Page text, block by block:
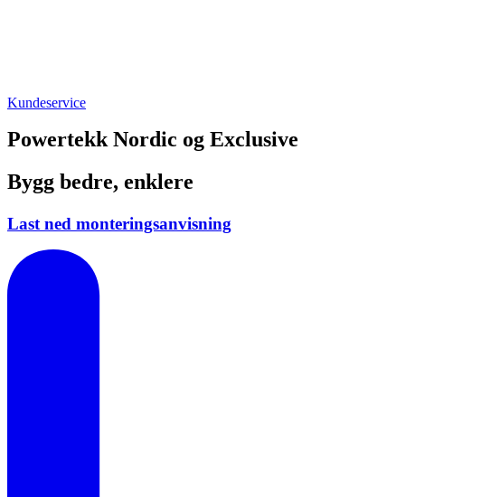
Kundeservice
Powertekk Nordic og Exclusive
Bygg bedre, enklere
Last ned monteringsanvisning